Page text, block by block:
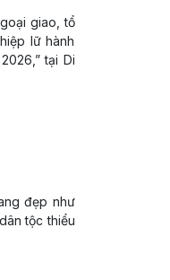
giao, tổ
lữ hành
tại Di
đẹp như
tộc thiểu